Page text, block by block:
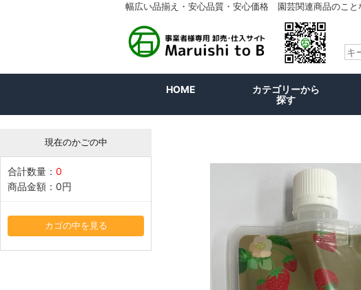
幅広い品揃え・安心品質・安心価格 園芸関連商品のこと
HOME
カテゴリーから
探す
現在のかごの中
合計数量： 0
商品金額： 0円
カゴの中を見る